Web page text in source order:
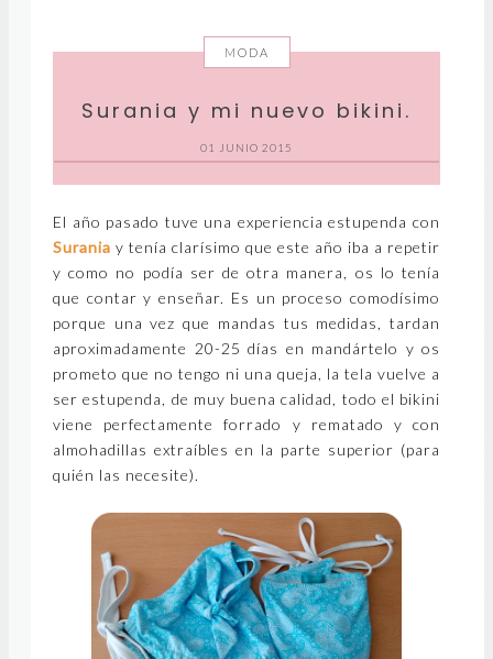
MODA
Surania y mi nuevo bikini.
01 JUNIO 2015
El año pasado tuve una experiencia estupenda con
Surania y tenía clarísimo que este año iba a repetir
y como no podía ser de otra manera, os lo tenía
que contar y enseñar. Es un proceso comodísimo
porque una vez que mandas tus medidas, tardan
aproximadamente 20-25 días en mandártelo y os
prometo que no tengo ni una queja, la tela vuelve a
ser estupenda, de muy buena calidad, todo el bikini
viene perfectamente forrado y rematado y con
almohadillas extraíbles en la parte superior (para
quién las necesite).